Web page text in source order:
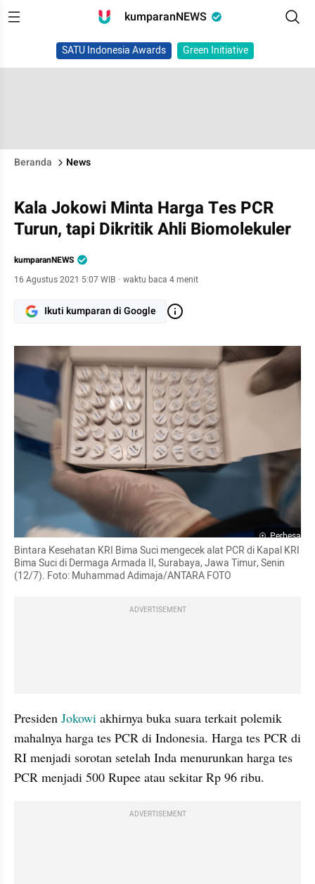
kumparanNEWS
SATU Indonesia Awards Green Initiative
Beranda News
Kala Jokowi Minta Harga Tes PCR
Turun, tapi Dikritik Ahli Biomolekuler
kumparanNEWS
16 Agustus 2021 5:07 WIB · waktu baca 4 menit
Ikuti kumparan di Google
Perbesar
Bintara Kesehatan KRI Bima Suci mengecek alat PCR di Kapal KRI
Bima Suci di Dermaga Armada II, Surabaya, Jawa Timur, Senin
(12/7). Foto: Muhammad Adimaja/ANTARA FOTO
ADVERTISEMENT
Presiden Jokowi akhirnya buka suara terkait polemik
mahalnya harga tes PCR di Indonesia. Harga tes PCR di
RI menjadi sorotan setelah Inda menurunkan harga tes
PCR menjadi 500 Rupee atau sekitar Rp 96 ribu.
ADVERTISEMENT